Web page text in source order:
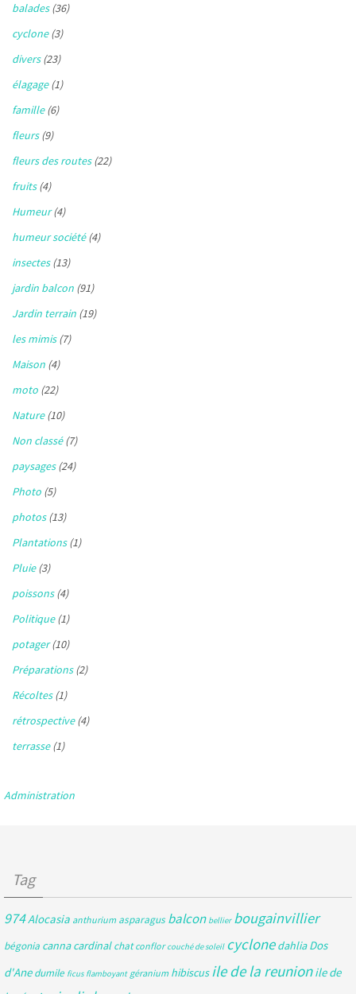
balades(36)
cyclone(3)
divers(23)
élagage(1)
famille(6)
fleurs(9)
fleurs des routes(22)
fruits(4)
Humeur(4)
humeur société(4)
insectes(13)
jardin balcon (91)
Jardin terrain (19)
les mimis(7)
Maison (4)
moto (22)
Nature(10)
Non classé(7)
paysages(24)
Photo (5)
photos(13)
Plantations(1)
Pluie(3)
poissons(4)
Politique(1)
potager(10)
Préparations(2)
Récoltes(1)
rétrospective(4)
terrasse(1)
Administration
Tag
974Alocasia anthurium asparagus balcon bellier bougainvillier
bégonia canna cardinal chat conflor couché de soleil cyclone dahlia Dos
d'Ane dumile ficus flamboyant géranium hibiscus ile de la reunion ile de